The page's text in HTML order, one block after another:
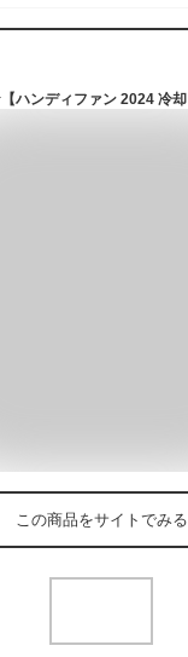
この商品をサイトでみる